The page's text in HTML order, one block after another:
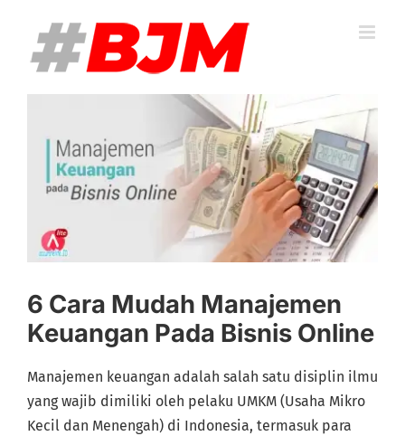
content
Image
6 Cara Mudah Manajemen
Keuangan Pada Bisnis Online
Manajemen keuangan adalah salah satu disiplin ilmu
yang wajib dimiliki oleh pelaku UMKM (Usaha Mikro
Kecil dan Menengah) di Indonesia, termasuk para